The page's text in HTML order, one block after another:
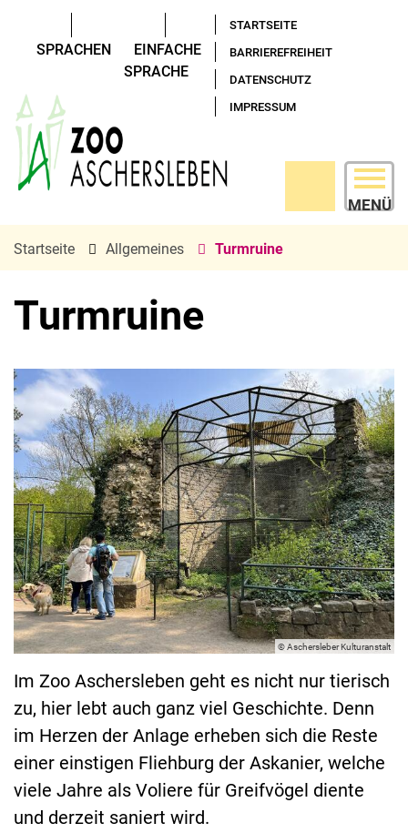
SPRACHEN
EINFACHE
SPRACHE
STARTSEITE
BARRIEREFREIHEIT
DATENSCHUTZ
IMPRESSUM
MENÜ
Startseite Allgemeines Turmruine
Turmruine
© Aschersleber Kulturanstalt
Im Zoo Aschersleben geht es nicht nur tierisch
zu, hier lebt auch ganz viel Geschichte. Denn
im Herzen der Anlage erheben sich die Reste
einer einstigen Fliehburg der Askanier, welche
viele Jahre als Voliere für Greifvögel diente
und derzeit saniert wird.